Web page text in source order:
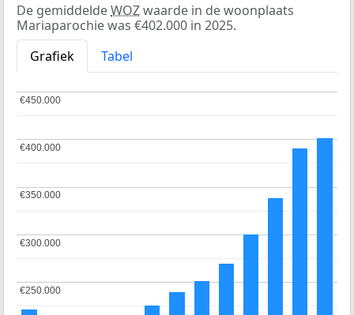
De gemiddeldeWOZwaarde in de woonplaats
Mariaparochie was €402.000 in 2025.
Grafiek
Tabel
€250.000
€250.000
€300.000
€300.000
€350.000
€350.000
€400.000
€400.000
€450.000
€450.000